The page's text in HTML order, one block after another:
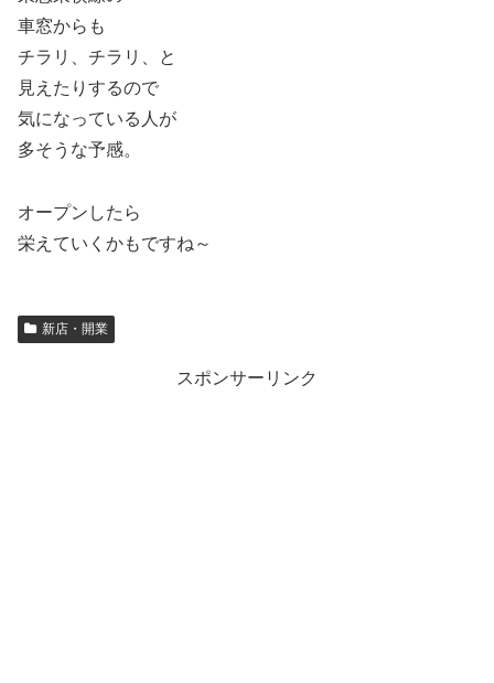
車窓からも
チラリ、チラリ、と
見えたりするので
気になっている人が
多そうな予感。
オープンしたら
栄えていくかもですね～
新店・開業
スポンサーリンク